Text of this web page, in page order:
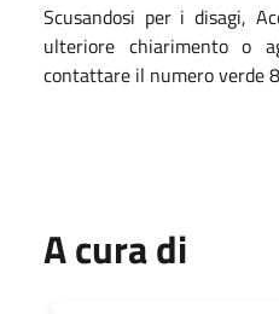
Scusandosi per i disagi,
ulteriore chiarimento o
contattare il numero verde
A cura di